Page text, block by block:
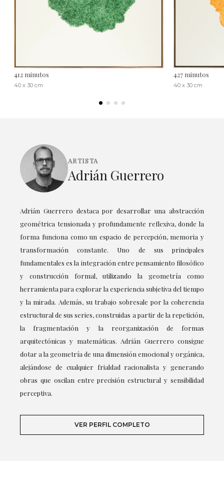
412 minutos
40 x 30 cm
427 minutos
40 x 30 cm
ARTISTA
Adrián Guerrero
Adrián Guerrero destaca por desarrollar una abstracción
geométrica tensionada y profundamente reflexiva, donde la
forma funciona como un espacio de percepción, memoria y
transformación constante. Uno de sus principales
fundamentales es la integración entre pensamiento filosófico
y construcción formal, utilizando la geometría como
herramienta para explorar la experiencia subjetiva del tiempo
y la mirada. Además, su trabajo sobresale por la coherencia
estructural de sus series, construidas a partir de la repetición,
la fragmentación y la reorganización de formas
arquitectónicas y matemáticas. Adrián Guerrero consigue
dotar a la geometría de una dimensión emocional y orgánica,
alejándose de cualquier frialdad racionalista y generando
obras que oscilan entre precisión estructural y sensibilidad
perceptiva.
VER PERFIL COMPLETO